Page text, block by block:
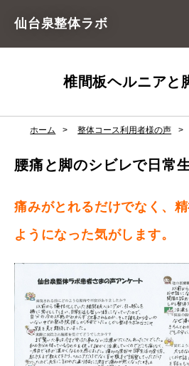
仙台泉整体ラボ
椎間板ヘルニアと
ホーム 整体コース利用者様の声
腰痛と脚のシビレで日常
痛みがとれるだけでなく、
ようになった気がします。